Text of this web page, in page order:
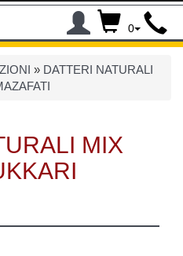
0
» DATTERI NATURALI
MIX